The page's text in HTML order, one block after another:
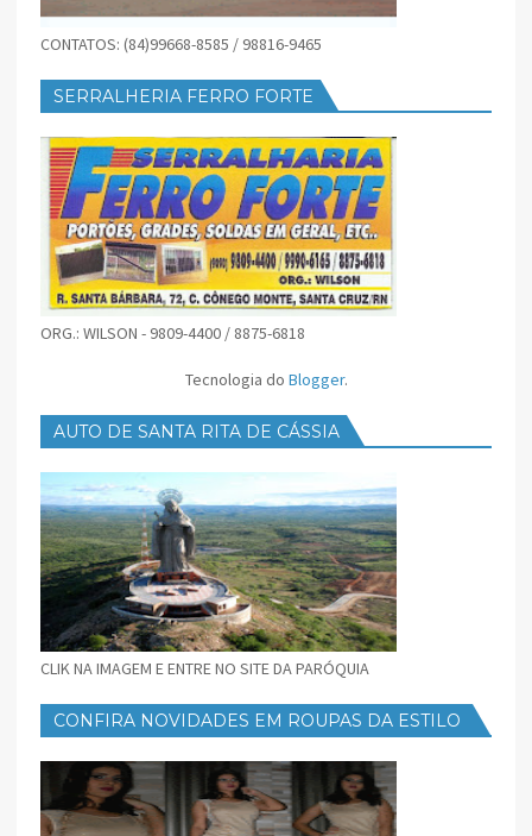
CONTATOS: (84)99668-8585 / 98816-9465
SERRALHERIA FERRO FORTE
ORG.: WILSON - 9809-4400 / 8875-6818
Tecnologia do Blogger.
AUTO DE SANTA RITA DE CÁSSIA
CLIK NA IMAGEM E ENTRE NO SITE DA PARÓQUIA
CONFIRA NOVIDADES EM ROUPAS DA ESTILO